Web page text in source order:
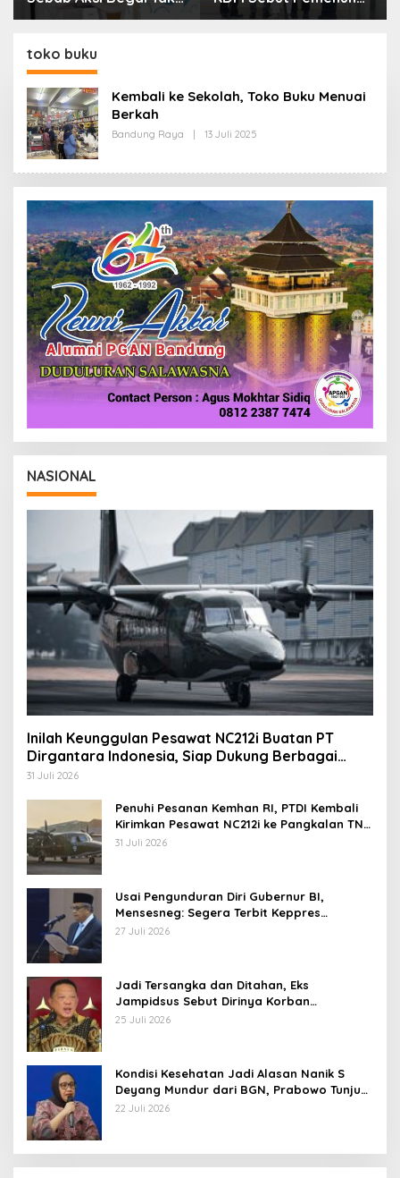
Boleh Hanya Dikaitkan
Kebutuhan Dasar
toko buku
Kembali ke Sekolah, Toko Buku Menuai
Berkah
Bandung Raya 13 Juli 2025
H
R
K
S
NASIONAL
Inilah Keunggulan Pesawat NC212i Buatan PT
Dirgantara Indonesia, Siap Dukung Berbagai
Operasi TNI
31 Juli 2026
Penuhi Pesanan Kemhan RI, PTDI Kembali
Kirimkan Pesawat NC212i ke Pangkalan TNI
AU
31 Juli 2026
Usai Pengunduran Diri Gubernur BI,
Mensesneg: Segera Terbit Keppres
Pemberhentian dengan Hormat
27 Juli 2026
Jadi Tersangka dan Ditahan, Eks
Jampidsus Sebut Dirinya Korban
Kriminalisasi
25 Juli 2026
Kondisi Kesehatan Jadi Alasan Nanik S
Deyang Mundur dari BGN, Prabowo Tunjuk
Wamentan Sudaryono
22 Juli 2026